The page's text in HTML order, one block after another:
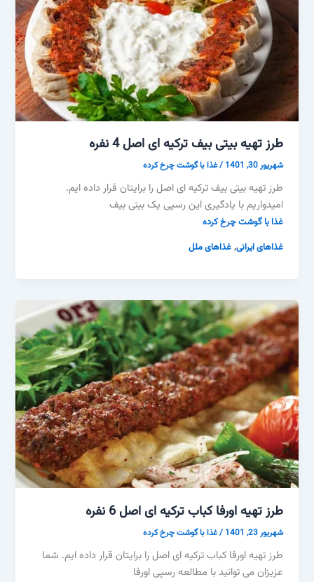
طرز تهیه بیتی بیف ترکیه ای اصل 4 نفره
شهریور 30, 1401 /غذا با گوشت چرخ کرده
طرز تهیه بیتی بیف ترکیه ای اصل را برایتان قرار داده ایم.
امیدواریم با یادگیری این رسپی یک بیتی بیف
غذا با گوشت چرخ کرده
غذاهای ایرانی,غذاهای ملل
طرز تهیه اورفا کباب ترکیه ای اصل 6 نفره
شهریور 23, 1401 /غذا با گوشت چرخ کرده
طرز تهیه اورفا کباب ترکیه ای اصل را برایتان قرار داده ایم. شما
عزیزان می توانید با مطالعه رسپی اورفا